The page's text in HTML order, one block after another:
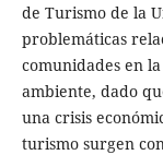
de Turismo de la
problemáticas
comunidades en
ambiente, dado
una crisis
turismo surgen